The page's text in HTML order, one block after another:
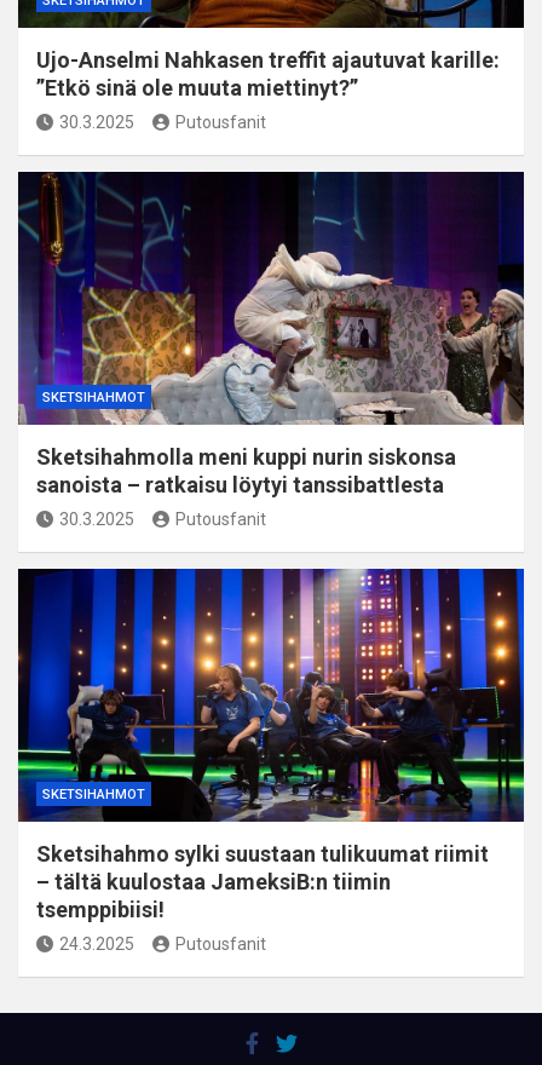
Ujo-Anselmi Nahkasen treffit ajautuvat karille:
”Etkö sinä ole muuta miettinyt?”
30.3.2025 Putousfanit
SKETSIHAHMOT
Sketsihahmolla meni kuppi nurin siskonsa
sanoista – ratkaisu löytyi tanssibattlesta
30.3.2025 Putousfanit
SKETSIHAHMOT
Sketsihahmo sylki suustaan tulikuumat riimit
– tältä kuulostaa JameksiB:n tiimin
tsemppibiisi!
24.3.2025 Putousfanit